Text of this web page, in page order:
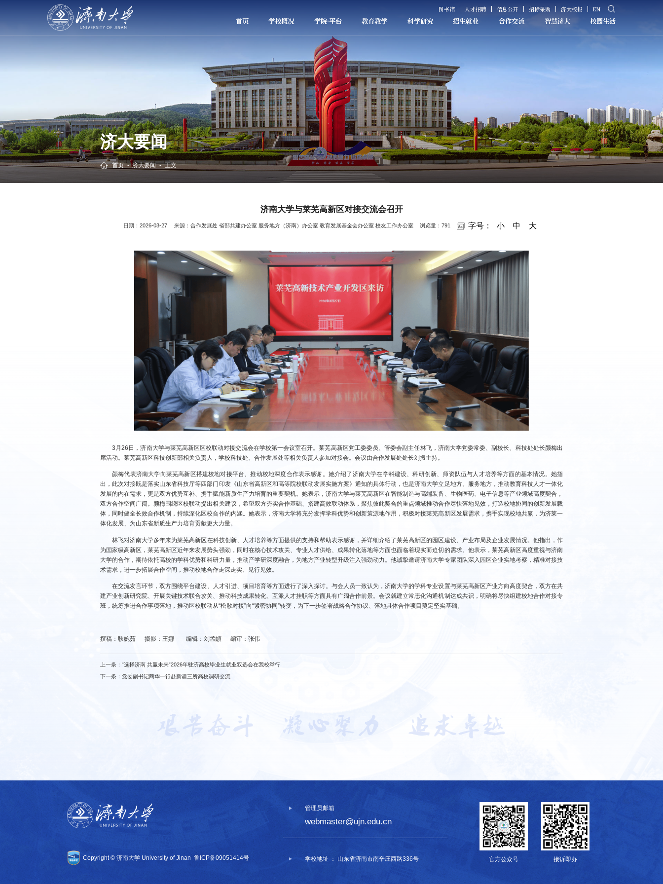
图书馆 人才招聘 信息公开 招标采购 济大校报 EN
首页 学校概况 学院·平台 教育教学 科学研究 招生就业 合作交流 智慧济大 校园生活
济大要闻
首页 - 济大要闻 - 正文
济南大学与莱芜高新区对接交流会召开
日期：2026-03-27 来源：合作发展处 省部共建办公室 服务地方（济南）办公室 教育发展基金会办公室 校友工作办公室 浏览量：791 字号： 小 中 大
3月26日，济南大学与莱芜高新区区校联动对接交流会在学校第一会议室召开。莱芜高新区党工委委员、管委会副主任林飞，济南大学党委常委、副校长、科技处处长颜梅出
席活动。莱芜高新区科技创新部相关负责人，学校科技处、合作发展处等相关负责人参加对接会。会议由合作发展处处长刘振主持。
颜梅代表济南大学向莱芜高新区搭建校地对接平台、推动校地深度合作表示感谢。她介绍了济南大学在学科建设、科研创新、师资队伍与人才培养等方面的基本情况。她指
出，此次对接既是落实山东省科技厅等四部门印发《山东省高新区和高等院校联动发展实施方案》通知的具体行动，也是济南大学立足地方、服务地方，推动教育科技人才一体化
发展的内在需求，更是双方优势互补、携手赋能新质生产力培育的重要契机。她表示，济南大学与莱芜高新区在智能制造与高端装备、生物医药、电子信息等产业领域高度契合，
双方合作空间广阔。颜梅围绕区校联动提出相关建议，希望双方夯实合作基础、搭建高效联动体系，聚焦彼此契合的重点领域推动合作尽快落地见效，打造校地协同的创新发展载
体，同时健全长效合作机制，持续深化区校合作的内涵。她表示，济南大学将充分发挥学科优势和创新策源地作用，积极对接莱芜高新区发展需求，携手实现校地共赢，为济莱一
体化发展、为山东省新质生产力培育贡献更大力量。
林飞对济南大学多年来为莱芜高新区在科技创新、人才培养等方面提供的支持和帮助表示感谢，并详细介绍了莱芜高新区的园区建设、产业布局及企业发展情况。他指出，作
为国家级高新区，莱芜高新区近年来发展势头强劲，同时在核心技术攻关、专业人才供给、成果转化落地等方面也面临着现实而迫切的需求。他表示，莱芜高新区高度重视与济南
大学的合作，期待依托高校的学科优势和科研力量，推动产学研深度融合，为地方产业转型升级注入强劲动力。他诚挚邀请济南大学专家团队深入园区企业实地考察，精准对接技
术需求，进一步拓展合作空间，推动校地合作走深走实、见行见效。
在交流发言环节，双方围绕平台建设、人才引进、项目培育等方面进行了深入探讨。与会人员一致认为，济南大学的学科专业设置与莱芜高新区产业方向高度契合，双方在共
建产业创新研究院、开展关键技术联合攻关、推动科技成果转化、互派人才挂职等方面具有广阔合作前景。会议就建立常态化沟通机制达成共识，明确将尽快组建校地合作对接专
班，统筹推进合作事项落地，推动区校联动从“松散对接”向“紧密协同”转变，为下一步签署战略合作协议、落地具体合作项目奠定坚实基础。
撰稿：耿婉茹 摄影：王娜 编辑：刘孟頔 编审：张伟
上一条： “选择济南 共赢未来”2026年驻济高校毕业生就业双选会在我校举行
下一条： 党委副书记商华一行赴新疆三所高校调研交流
管理员邮箱
webmaster@ujn.edu.cn
学校地址 ： 山东省济南市南辛庄西路336号 官方公众号 接诉即办
Copyright © 济南大学 University of Jinan 鲁ICP备09051414号